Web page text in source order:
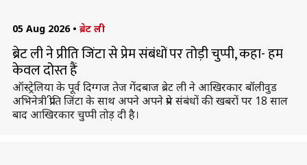
05 Aug 2026 • ब्रेट ली
ब्रेट ली ने प्रीति जिंटा से प्रेम संबंधों पर तोड़ी चुप्पी, कहा- हम
केवल दोस्त हैं
ऑस्ट्रेलिया के पूर्व दिग्गज तेज गेंदबाज ब्रेट ली ने आखिरकार बॉलीवुड
अभिनेत्री प्रीति जिंटा के साथ अपने अपने प्रेम संबंधों की खबरों पर 18 साल
बाद आखिरकार चुप्पी तोड़ दी है।